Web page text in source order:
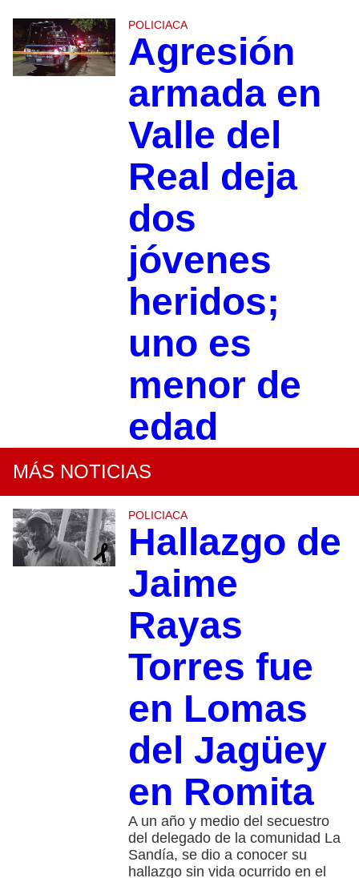
POLICIACA
Agresión
armada en
Valle del
Real deja
dos
jóvenes
heridos;
uno es
menor de
edad
MÁS NOTICIAS
POLICIACA
Hallazgo de
Jaime
Rayas
Torres fue
en Lomas
del Jagüey
en Romita
A un año y medio del secuestro
del delegado de la comunidad La
Sandía, se dio a conocer su
hallazgo sin vida ocurrido en el